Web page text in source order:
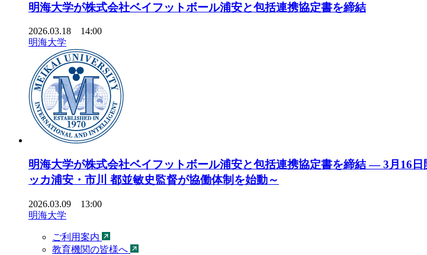
明海大学が株式会社ベイフットボール浦安と包括連携協定書を締結
2026.03.18 14:00
明海大学
明海大学が株式会社ベイフットボール浦安と包括連携協定書を締結 ― 3月16
ッカ浦安・市川 都並敏史監督が協働体制を始動～
2026.03.09 13:00
明海大学
ご利用案内
教育機関の皆様へ